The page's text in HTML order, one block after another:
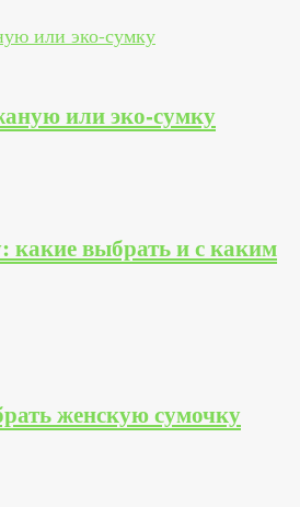
или эко-сумку
какие выбрать и с каким
женскую сумочку